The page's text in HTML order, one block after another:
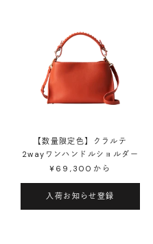
【数量限定色】クラルテ
2wayワンハンドルショルダー
¥69,300 から
入荷お知らせ登録